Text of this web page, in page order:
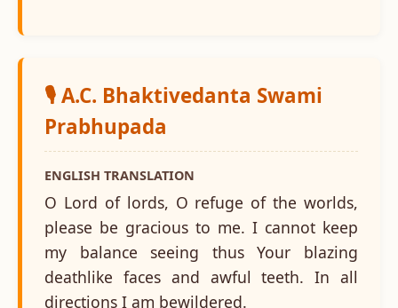
🎙️ A.C. Bhaktivedanta Swami
Prabhupada
ENGLISH TRANSLATION
O Lord of lords, O refuge of the worlds,
please be gracious to me. I cannot keep
my balance seeing thus Your blazing
deathlike faces and awful teeth. In all
directions I am bewildered.